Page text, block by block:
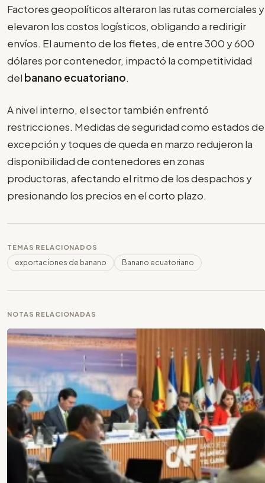
Factores geopolíticos alteraron las rutas comerciales y
elevaron los costos logísticos, obligando a redirigir
envíos. El aumento de los fletes, de entre 300 y 600
dólares por contenedor, impactó la competitividad
del banano ecuatoriano.
A nivel interno, el sector también enfrentó
restricciones. Medidas de seguridad como estados de
excepción y toques de queda en marzo redujeron la
disponibilidad de contenedores en zonas
productoras, afectando el ritmo de los despachos y
presionando los precios en el corto plazo.
TEMAS RELACIONADOS
exportaciones de banano Banano ecuatoriano
NOTAS RELACIONADAS